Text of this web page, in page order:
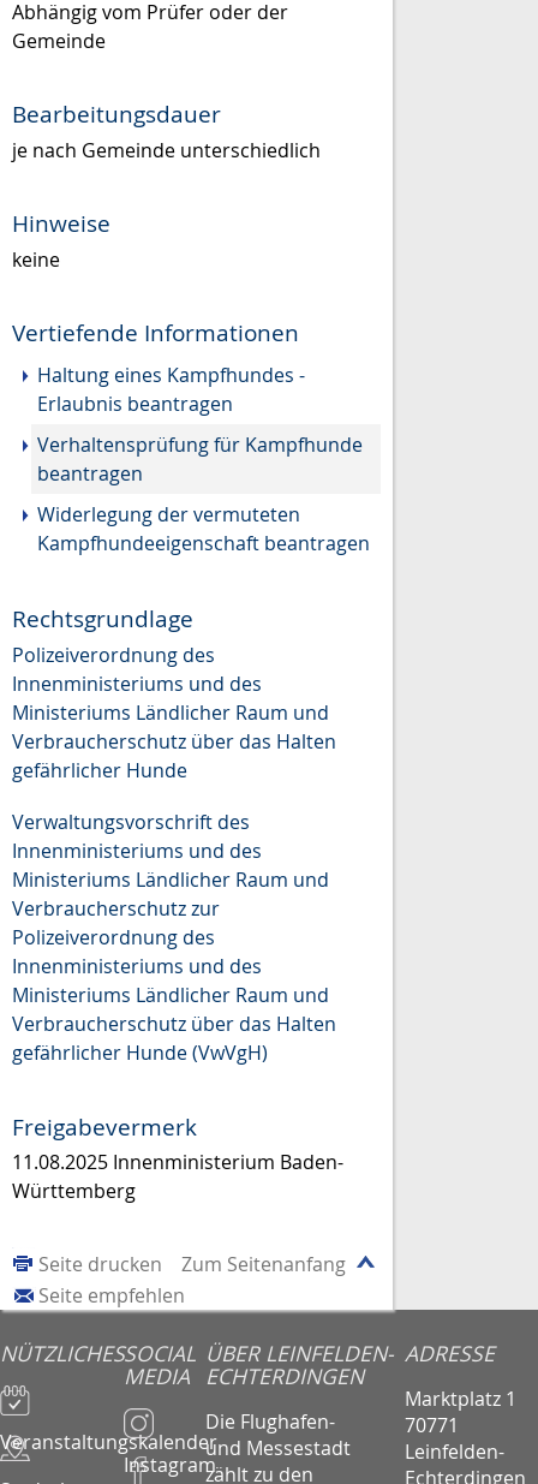
Abhängig vom Prüfer oder der
Gemeinde
Bearbeitungsdauer
je nach Gemeinde unterschiedlich
Hinweise
keine
Vertiefende Informationen
Haltung eines Kampfhundes -
Erlaubnis beantragen
Verhaltensprüfung für Kampfhunde
beantragen
Widerlegung der vermuteten
Kampfhundeeigenschaft beantragen
Rechtsgrundlage
Polizeiverordnung des
Innenministeriums und des
Ministeriums Ländlicher Raum und
Verbraucherschutz über das Halten
gefährlicher Hunde
Verwaltungsvorschrift des
Innenministeriums und des
Ministeriums Ländlicher Raum und
Verbraucherschutz zur
Polizeiverordnung des
Innenministeriums und des
Ministeriums Ländlicher Raum und
Verbraucherschutz über das Halten
gefährlicher Hunde (VwVgH)
Freigabevermerk
11.08.2025 Innenministerium Baden-
Württemberg
Zum Seitenanfang
Seite drucken
Seite empfehlen
NÜTZLICHES
Veranstaltungskalender
SOCIAL
MEDIA
Instagram
ÜBER LEINFELDEN-
ECHTERDINGEN
Die Flughafen-
und Messestadt
zählt zu den
ADRESSE
Marktplatz 1
70771
Leinfelden-
Echterdingen